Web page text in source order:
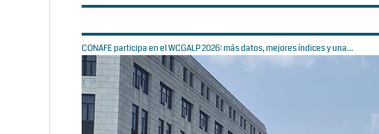
CONAFE participa en el WCGALP 2026: más datos, mejores índices y una...